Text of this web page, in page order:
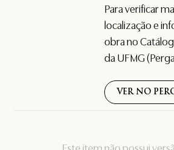
Para verificar
localização e
obra no
da UFMG
VER NO